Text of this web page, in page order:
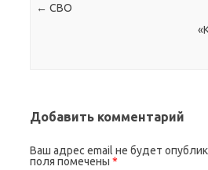
Навигация по записям
← СВО
Добавить комментарий
Ваш адрес email не будет
поля помечены *